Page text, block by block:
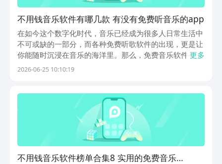
不用钱音乐软件有哪几款 有没有免费听音乐的app
在如今这个数字化时代，音乐已经成为很多人日常生活中
不可或缺的一部分，而各种免费听歌软件的出现，更是让
你能随时沉浸在音乐的海洋里。那么，免费音乐软件有哪
些呢？今天小编就为大家带来几款好用的免费听音乐
载...
更多
2026-06-25 10:10:19
不用钱音乐软件榜单合集8 实用的免费音乐